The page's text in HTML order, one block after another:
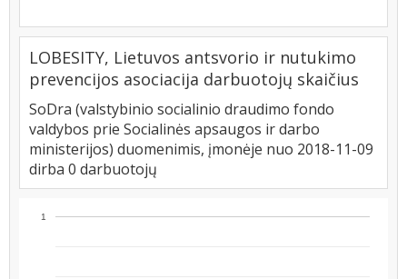
LOBESITY, Lietuvos antsvorio ir nutukimo
prevencijos asociacija darbuotojų skaičius
SoDra (valstybinio socialinio draudimo fondo
valdybos prie Socialinės apsaugos ir darbo
ministerijos) duomenimis, įmonėje nuo 2018-11-09
dirba 0 darbuotojų
1